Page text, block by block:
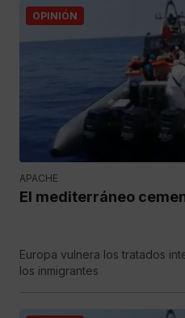
OPINIÓN
APACHE
El mediterráneo
Europa vulnera los tratados
los inmigrantes